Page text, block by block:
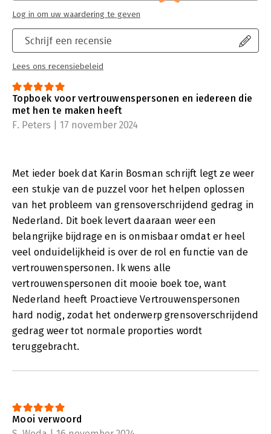
Schrijf een recensie
Lees ons recensiebeleid
Log in om uw waardering te geven
Topboek voor vertrouwenspersonen en iedereen die
met hen te maken heeft
F. Peters | 17 november 2024
Met ieder boek dat Karin Bosman schrijft legt ze weer
een stukje van de puzzel voor het helpen oplossen
van het probleem van grensoverschrijdend gedrag in
Nederland. Dit boek levert daaraan weer een
belangrijke bijdrage en is onmisbaar omdat er heel
veel onduidelijkheid is over de rol en functie van de
vertrouwenspersonen. Ik wens alle
vertrouwenspersonen dit mooie boek toe, want
Nederland heeft Proactieve Vertrouwenspersonen
hard nodig, zodat het onderwerp grensoverschrijdend
gedrag weer tot normale proporties wordt
teruggebracht.
Mooi verwoord